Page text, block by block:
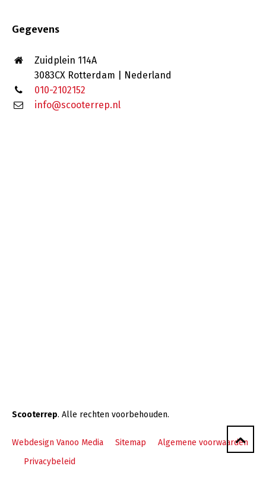
Gegevens
Zuidplein 114A
3083CX Rotterdam | Nederland
010-2102152
info@scooterrep.nl
Scooterrep. Alle rechten voorbehouden.
Webdesign Vanoo Media Sitemap
Algemene voorwaarden
Privacybeleid